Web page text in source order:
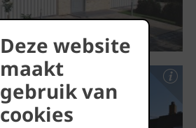
Deze website
maakt
gebruik van
cookies